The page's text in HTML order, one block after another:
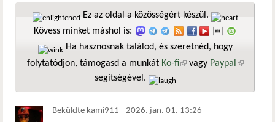
Ez az oldal a közösségért készül.
Kövess minket máshol is:
Ha hasznosnak találod, és szeretnéd, hogy
folytatódjon, támogasd a munkát Ko-fi(külső hivatkozás)
vagy Paypal
segítségével.
Beküldte kami911 - 2026. jan. 01. 13:26